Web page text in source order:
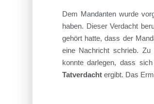
Dem Mandanten wurde
haben. Dieser Verdacht
gehört hatte, dass der
eine Nachricht schrieb.
konntedarlegen, dass
Tatverdachtergibt. Das